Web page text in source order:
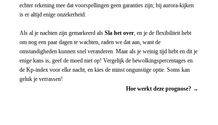
echter rekening mee dat voorspellingen geen garanties zijn; bij aurora-kijken
is er altijd enige onzekerheid.
Als al je nachten zijn gemarkeerd als Sla het over, en je de flexibiliteit hebt
om nog een paar dagen te wachten, raden we dat aan, want de
omstandigheden kunnen snel veranderen. Maar als je weinig tijd hebt en dit je
enige kans is, geef de moed niet op! Vergelijk de bewolkingspercentages en
de Kp-index voor elke nacht, en kies de minst ongunstige optie. Soms kan
geluk je verrassen!
Hoe werkt deze prognose? →